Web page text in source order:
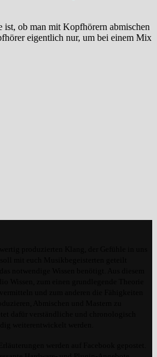
ist, ob man mit Kopfhörern abmischen
eigentlich nur, um bei einem Mix